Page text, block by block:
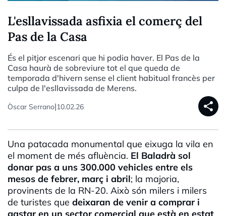
L'esllavissada asfixia el comerç del
Pas de la Casa
És el pitjor escenari que hi podia haver. El Pas de la
Casa haurà de sobreviure tot el que queda de
temporada d'hivern sense el client habitual francès per
culpa de l'esllavissada de Merens.
Òscar Serrano|10.02.26 share
Una patacada monumental que eixuga la vila en
el moment de més afluència. El Baladrà sol
donar pas a uns 300.000 vehicles entre els
mesos de febrer, març i abril; la majoria,
provinents de la RN-20. Això són milers i milers
de turistes que deixaran de venir a comprar i